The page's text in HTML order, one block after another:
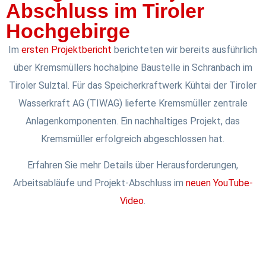
Abschluss im Tiroler
Hochgebirge
Imersten Projektbericht berichteten wir bereits ausführlich
über Kremsmüllers hochalpine Baustelle in Schranbach im
Tiroler Sulztal. Für das Speicherkraftwerk Kühtai der Tiroler
Wasserkraft AG (TIWAG) lieferte Kremsmüller zentrale
Anlagenkomponenten. Ein nachhaltiges Projekt, das
Kremsmüller erfolgreich abgeschlossen hat.
Erfahren Sie mehr Details über Herausforderungen,
Arbeitsabläufe und Projekt-Abschluss im neuen YouTube-
Video.